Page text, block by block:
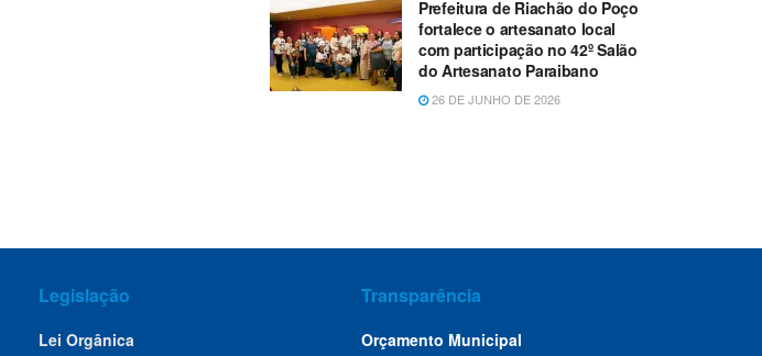
Prefeitura de Riachão do Poço
fortalece o artesanato local
com participação no 42º Salão
do Artesanato Paraibano
26 DE JUNHO DE 2026
Legislação
Lei Orgânica
Transparência
Orçamento Municipal